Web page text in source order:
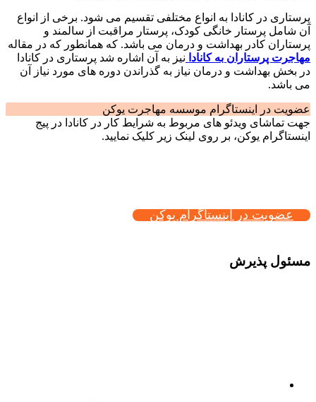
پرستاری در کانادا به انواع مختلفی تقسیم می شود. برخی از انواع
آن شامل پرستار خانگی کودک، پرستار مراقبت از سالمند و
پرستاران کادر بهداشت و درمان می باشد. که همانطور که در مقاله
مهاجرت پرستاران به کانادا نیز به آن اشاره شد پرستاری در کانادا
در بخش بهداشت و درمان نیاز به گذراندن دوره های مورد نیاز آن
می باشد.
عضویت در اینستاگرام موسسه مهاجرت یوکن
جهت تماشای ویدئو های مربوط به شرایط کار در کانادا در پیج
اینستاگرام یوکن، بر روی لینک زیر کلیک نمایید.
عضویت در اینستاگرام یوکن
مسئول پذیرش